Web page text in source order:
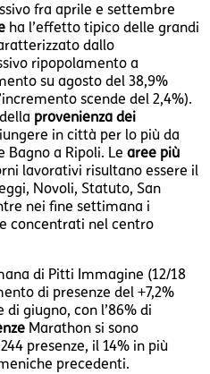
fra aprile e settembre
ha l’effetto tipico delle grandi
dallo
ripopolamento a
su agosto del 38,9%
scende del 2,4%).
provenienza dei
in città per lo più da
Bagno a Ripoli. Le aree più
lavorativi risultano essere il
Novoli, Statuto, San
nei fine settimana i
concentrati nel centro
di Pitti Immagine (12/18
di presenze del +7,2%
giugno, con l’86% di
Marathon si sono
presenze, il 14% in più
precedenti.